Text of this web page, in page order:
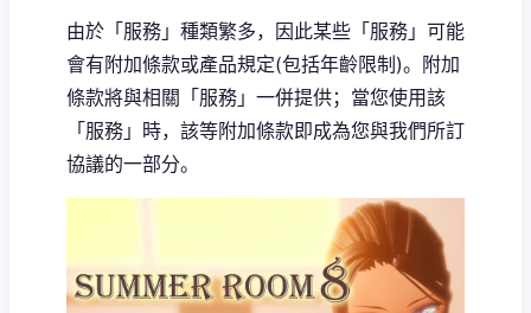
由於「服務」種類繁多，因此某些「服務」可能
會有附加條款或產品規定(包括年齡限制)。附加
條款將與相關「服務」一併提供；當您使用該
「服務」時，該等附加條款即成為您與我們所訂
協議的一部分。